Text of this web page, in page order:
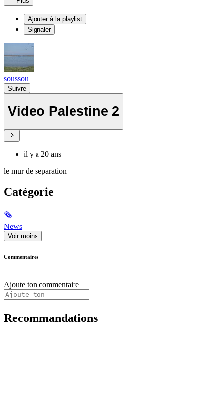
Ajouter à la playlist
Signaler
soussou
Suivre
Video Palestine 2
il y a 20 ans
le mur de separation
Catégorie
🗞
News
Voir moins
Commentaires
Ajoute ton commentaire
Recommandations